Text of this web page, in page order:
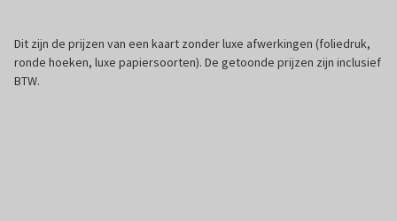
Dit zijn de prijzen van een kaart zonder luxe afwerkingen (foliedruk,
ronde hoeken, luxe papiersoorten). De getoonde prijzen zijn inclusief
BTW.